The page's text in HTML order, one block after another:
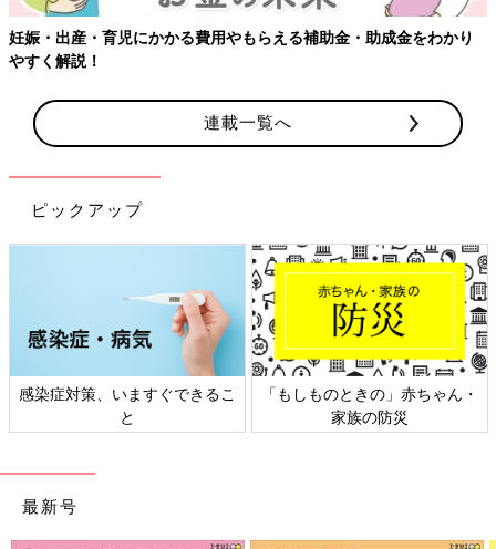
連載一覧へ
ピックアップ
・
日本外来小児科学会リーフレッ
ト検討会
六星占術 細木かおりさんの人
相談
最新号